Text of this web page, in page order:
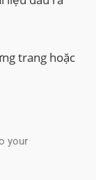
trang hoặc
your